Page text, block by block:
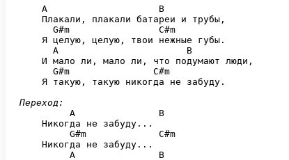
    A                    B
    Плакали, плакали батареи и трубы,
      G#m                C#m
    Я целую, целую, твои нежные губы.
      A                       B
    И мало ли, мало ли, что подумают люди,
      G#m               C#m
    Я такую, такую никогда не забуду.
Переход:
         A               B
    Никогда не забуду...
         G#m             C#m
    Никогда не забуду...
         A               B